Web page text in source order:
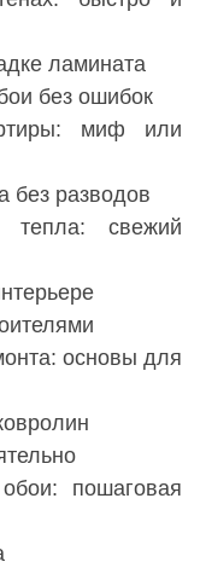
ламината
без ошибок
миф или
без разводов
тепла: свежий
основы для
пошаговая